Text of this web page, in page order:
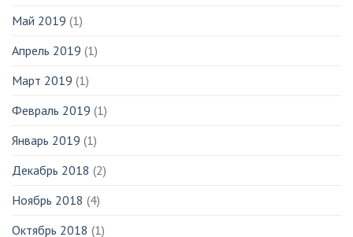
Май 2019 (1)
Апрель 2019 (1)
Март 2019 (1)
Февраль 2019 (1)
Январь 2019 (1)
Декабрь 2018 (2)
Ноябрь 2018 (4)
Октябрь 2018 (1)